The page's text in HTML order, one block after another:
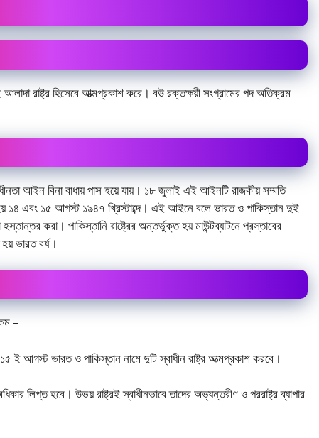
রাষ্ট্র হিসেবে আত্মপ্রকাশ করে। বউ রক্তক্ষয়ী সংগ্রামের পদ অতিক্রম
আইন বিনা বাধায় পাস হয়ে যায়। ১৮ জুলাই এই আইনটি রাজকীয় সম্মতি
হয় ১৪ এবং ১৫ আগস্ট ১৯৪৭ খ্রিস্টাব্দে। এই আইনে বলে ভারত ও পাকিস্তান দুই
করা। পাকিস্তানি রাষ্ট্রের অন্তর্ভুক্ত হয় মাউন্টব্যাটনে প্রস্তাবের
ভারত বর্ষ।
–
ই আগস্ট ভারত ও পাকিস্তান নামে দুটি স্বাধীন রাষ্ট্র আত্মপ্রকাশ করবে।
লিপ্ত হবে। উভয় রাষ্ট্রই স্বাধীনভাবে তাদের অভ্যন্তরীণ ও পররাষ্ট্র ব্যাপার